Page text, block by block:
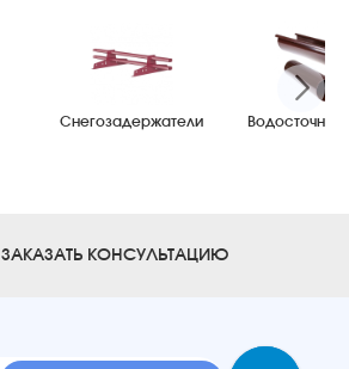
Снегозадержатели
ЗАКАЗАТЬ КОНСУЛЬТАЦИЮ